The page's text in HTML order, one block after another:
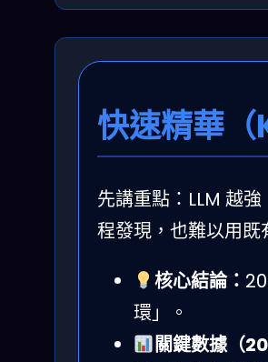
快速精華
先講重點：LLM 越
程發現，也難以用既
核心結論：
環」。
關鍵數據（